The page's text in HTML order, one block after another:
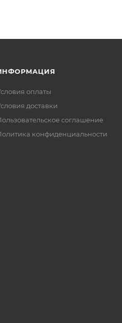
оплаты
доставки
соглашение
конфиденциальности